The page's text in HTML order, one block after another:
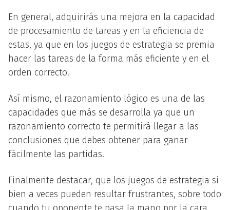
En general, adquirirás una mejora en la capacidad
de procesamiento de tareas y en la eficiencia de
estas, ya que en los juegos de estrategia se premia
hacer las tareas de la forma más eficiente y en el
orden correcto.
Así mismo, el razonamiento lógico es una de las
capacidades que más se desarrolla ya que un
razonamiento correcto te permitirá llegar a las
conclusiones que debes obtener para ganar
fácilmente las partidas.
Finalmente destacar, que los juegos de estrategia si
bien a veces pueden resultar frustrantes, sobre todo